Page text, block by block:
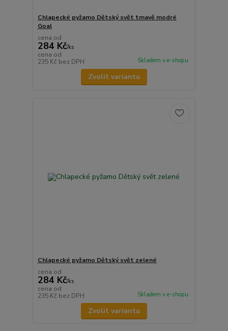
Chlapecké pyžamo Dětský svět tmavě modré
Goal
cena od
284 Kč/ks
cena od
235 Kč bez DPH Skladem v e-shopu
Zvolit variantu
Chlapecké pyžamo Dětský svět zelené
cena od
284 Kč/ks
cena od
235 Kč bez DPH Skladem v e-shopu
Zvolit variantu